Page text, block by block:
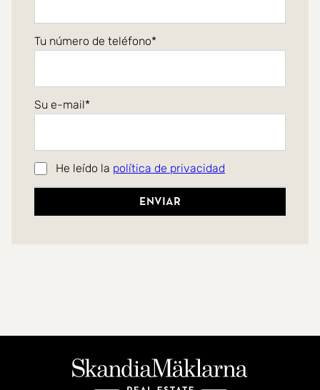
Tu número de teléfono
Su e-mail
He leído la política de privacidad
Enviar